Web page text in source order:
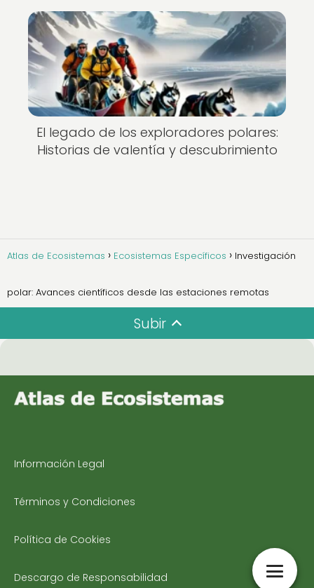
El legado de los exploradores polares:
Historias de valentía y descubrimiento
Atlas de Ecosistemas Ecosistemas Específicos Investigación
polar: Avances científicos desde las estaciones remotas
Subir
Información Legal
Términos y Condiciones
Política de Cookies
Descargo de Responsabilidad